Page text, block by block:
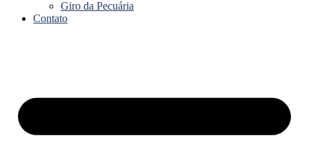
Giro da Pecuária
Contato